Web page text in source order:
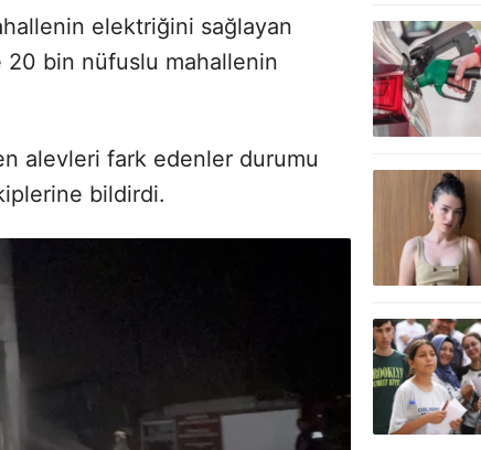
elektriğini sağlayan
20 bin nüfuslu mahallenin
alevleri fark edenler durumu
bildirdi.